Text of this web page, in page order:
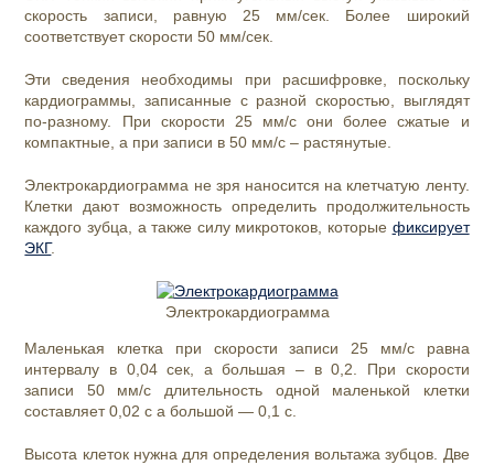
скорость записи, равную 25 мм/сек. Более широкий
соответствует скорости 50 мм/сек.
Эти сведения необходимы при расшифровке, поскольку
кардиограммы, записанные с разной скоростью, выглядят
по-разному. При скорости 25 мм/с они более сжатые и
компактные, а при записи в 50 мм/с – растянутые.
Электрокардиограмма не зря наносится на клетчатую ленту.
Клетки дают возможность определить продолжительность
каждого зубца, а также силу микротоков, которые фиксирует
ЭКГ.
Электрокардиограмма
Маленькая клетка при скорости записи 25 мм/с равна
интервалу в 0,04 сек, а большая – в 0,2. При скорости
записи 50 мм/с длительность одной маленькой клетки
составляет 0,02 с а большой — 0,1 с.
Высота клеток нужна для определения вольтажа зубцов. Две